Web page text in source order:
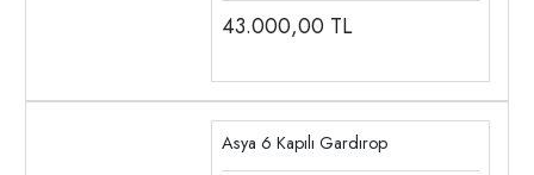
43.000,00 TL
Asya 6 Kapılı Gardırop